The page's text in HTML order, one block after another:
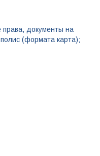
документы на
(формата карта);